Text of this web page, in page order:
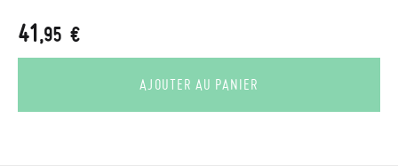
41,95 €
AJOUTER AU PANIER